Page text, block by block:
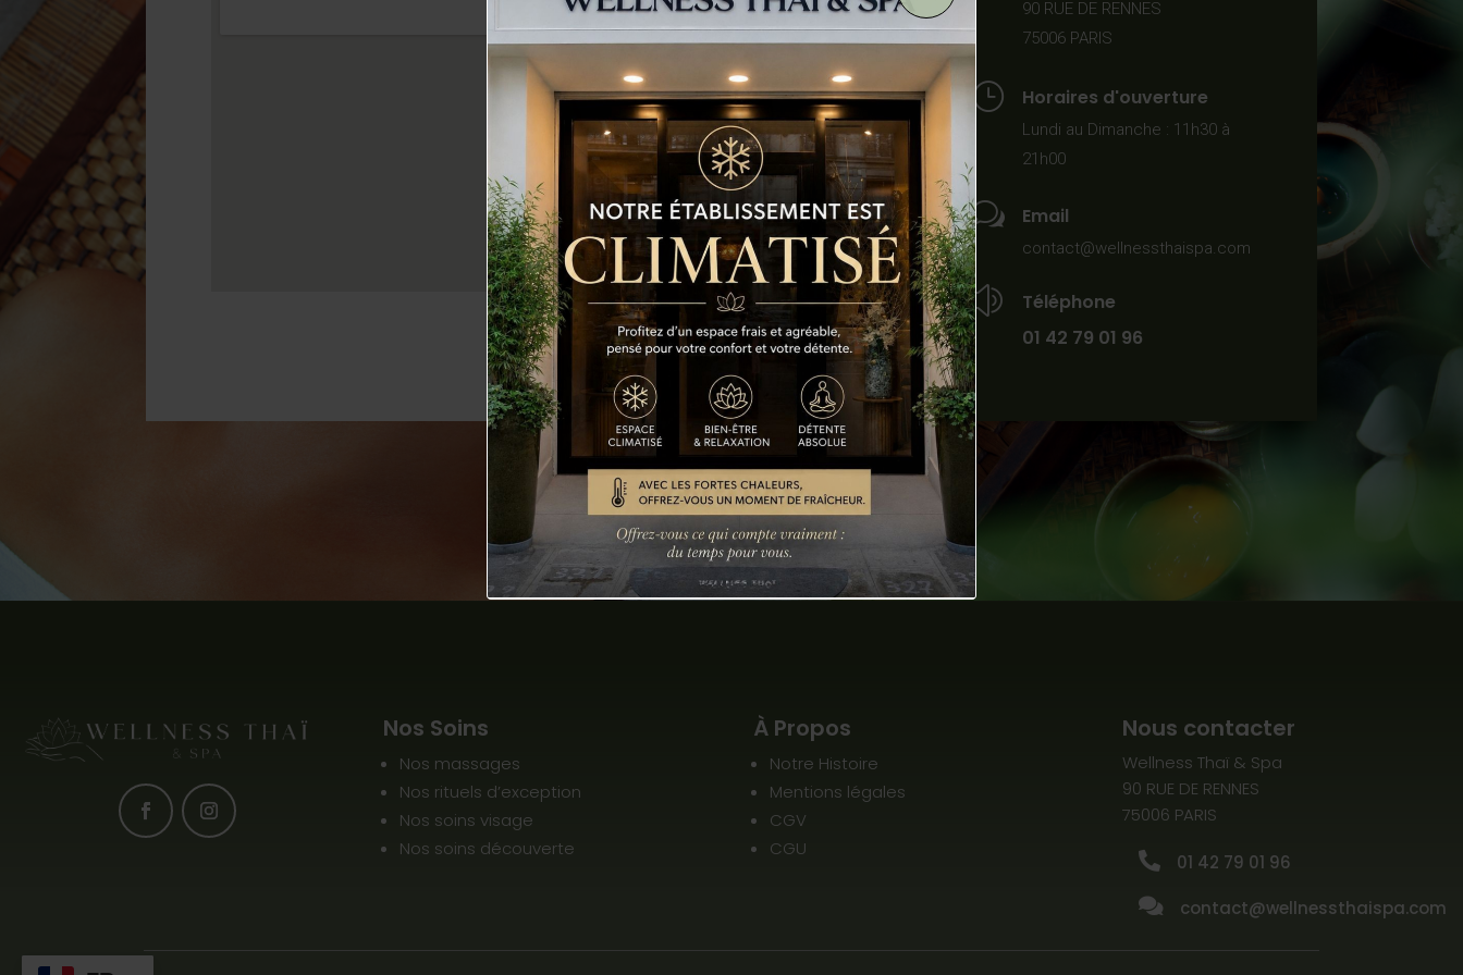
90 RUE DE RENNES
75006 PARIS
} Horaires d'ouverture
Lundi au Dimanche : 11h30 à
21h00
w Email
contact@wellnessthaispa.com
z
Téléphone
01 42 79 01 96
Nos Soins
Nos massages
Nos rituels d’exception
Nos soins visage
Nos soins découverte
À Propos
Notre Histoire
Mentions légales
CGV
CGU
Nous contacter
Wellness Thaï & Spa
90 RUE DE RENNES
75006 PARIS

01 42 79 01 96

contact@wellnessthaispa.com